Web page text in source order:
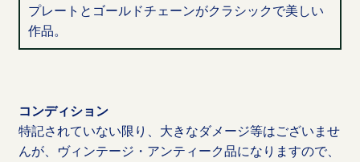
プレートとゴールドチェーンがクラシックで美しい
作品。
コンディション
特記されていない限り、大きなダメージ等はございませ
んが、ヴィンテージ・アンティーク品になりますので、